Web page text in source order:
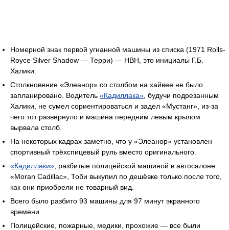
Номерной знак первой угнанной машины из списка (1971 Rolls-
Royce Silver Shadow — Терри) — HBH, это инициалы Г.Б.
Халики.
Столкновение «Элеанор» со столбом на хайвее не было
запланировано. Водитель «Кадиллака» , будучи подрезанным
Халики, не сумел сориентироваться и задел «Мустанг», из-за
чего тот развернуло и машина передним левым крылом
вырвала столб.
На некоторых кадрах заметно, что у «Элеанор» установлен
спортивный трёхспицевый руль вместо оригинального.
«Кадиллаки» , разбитые полицейской машиной в автосалоне
«Moran Cadillac», Тоби выкупил по дешёвке только после того,
как они приобрели не товарный вид.
Всего было разбито 93 машины для 97 минут экранного
времени
Полицейские, пожарные, медики, прохожие — все были